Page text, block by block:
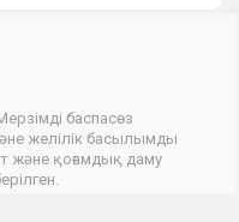
баспасөз
желілік басылымды
және қоғамдық даму